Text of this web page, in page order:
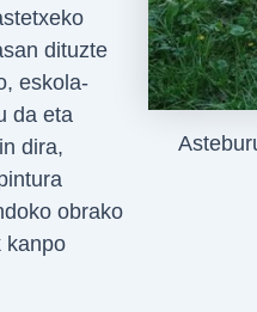
dituzte
eskola-
da eta
dira,
obrako
kanpo